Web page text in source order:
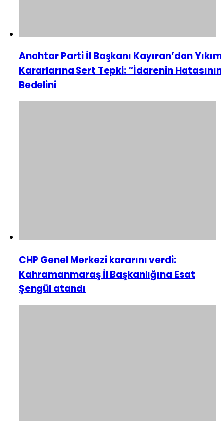
Anahtar Parti İl Başkanı Kayıran’dan
Kararlarına Sert Tepki: “İdarenin
Bedelini
CHP Genel Merkezi kararını verdi:
Kahramanmaraş İl Başkanlığına Esat
Şengül atandı